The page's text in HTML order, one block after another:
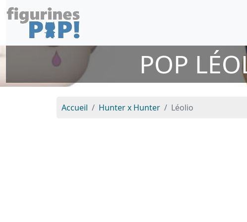
POP
Accueil Hunter x Hunter Léolio